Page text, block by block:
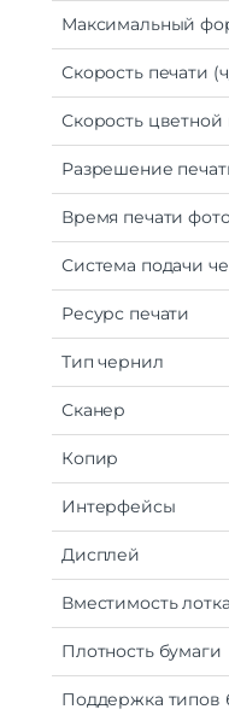
Максимальный
Скоростьпечати
Скоростьцветной
Разрешение
Время печати
Система подачи
Ресурс печати
Тип чернил
Сканер
Копир
Интерфейсы
Дисплей
Вместимостьлотка
Плотностьбумаги
Поддержка типов